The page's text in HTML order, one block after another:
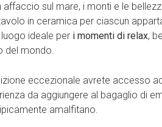
affaccio sul mare, i monti e le
in ceramica per ciascun
ideale per i momenti di relax,
del mondo.
eccezionale avrete accesso
da aggiungere al bagaglio di
amalfitano.